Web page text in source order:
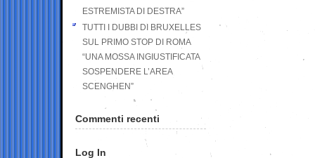
ESTREMISTA DI DESTRA”
TUTTI I DUBBI DI BRUXELLES
SUL PRIMO STOP DI ROMA
“UNA MOSSA INGIUSTIFICATA
SOSPENDERE L’AREA
SCENGHEN”
Commenti recenti
Log In